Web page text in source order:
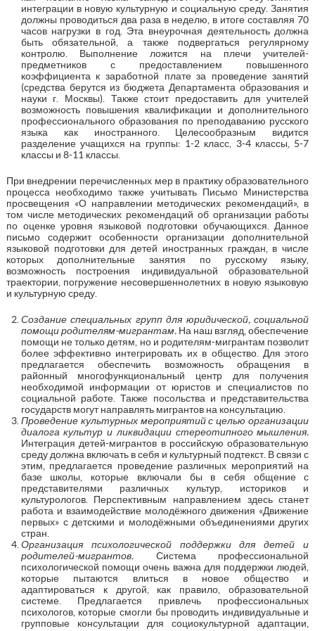
интеграции в новую культурную и социальную среду. Занятия
должны проводиться два раза в неделю, в итоге составляя 70
часов нагрузки в год. Эта внеурочная деятельность должна
быть обязательной, а также подвергаться регулярному
контролю. Выполнение ложится на плечи учителей-
предметников с предоставлением повышенного
коэффициента к заработной плате за проведение занятий
(средства берутся из бюджета Департамента образования и
науки г. Москвы). Также стоит предоставить для учителей
возможность повышения квалификации и дополнительного
профессионального образования по преподаванию русского
языка как иностранного. Целесообразным видится
разделение учащихся на группы: 1-2 класс, 3-4 классы, 5-7
классы и 8-11 классы.
При внедрении перечисленных мер в практику образовательного
процесса необходимо также учитывать Письмо Министерства
просвещения «О направлении методических рекомендаций», в
том числе методических рекомендаций об организации работы
по оценке уровня языковой подготовки обучающихся. Данное
письмо содержит особенности организации дополнительной
языковой подготовки для детей иностранных граждан, в числе
которых дополнительные занятия по русскому языку,
возможность построения индивидуальной образовательной
траектории, погружение несовершеннолетних в новую языковую
и культурную среду.
Создание специальных групп для юридической, социальной
помощи родителям-мигрантам.На наш взгляд, обеспечение
помощи не только детям, но и родителям-мигрантам позволит
более эффективно интегрировать их в общество. Для этого
предлагается обеспечить возможность обращения в
районный многофункциональный центр для получения
необходимой информации от юристов и специалистов по
социальной работе. Также посольства и представительства
государств могут направлять мигрантов на консультацию.
Проведение культурных мероприятий с целью организации
диалога культур и ликвидации стереотипного мышления.
Интеграция детей-мигрантов в российскую образовательную
среду должна включать в себя и культурный подтекст. В связи с
этим, предлагается проведение различных мероприятий на
базе школы, которые включали бы в себя общение с
представителями различных культур, историков и
культурологов. Перспективным направлением здесь станет
работа и взаимодействие молодёжного движения «Движение
первых» с детскими и молодёжными объединениями других
стран.
Организация психологической поддержки для детей и
родителей-мигрантов.Система профессиональной
психологической помощи очень важна для поддержки людей,
которые пытаются влиться в новое общество и
адаптироваться к другой, как правило, образовательной
системе. Предлагается привлечь профессиональных
психологов, которые смогли бы проводить индивидуальные и
групповые консультации для социокультурной адаптации,